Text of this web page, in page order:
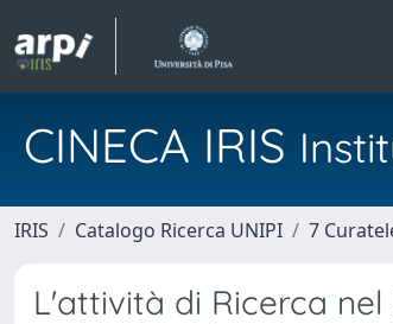
CINECA IRIS
IRIS Catalogo Ricerca UNIPI 7
L'attività di Ricerca